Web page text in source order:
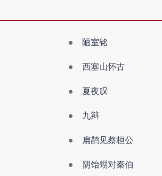
陋室铭
西塞山怀古
夏夜叹
九辩
扁鹊见蔡桓公
阴饴甥对秦伯